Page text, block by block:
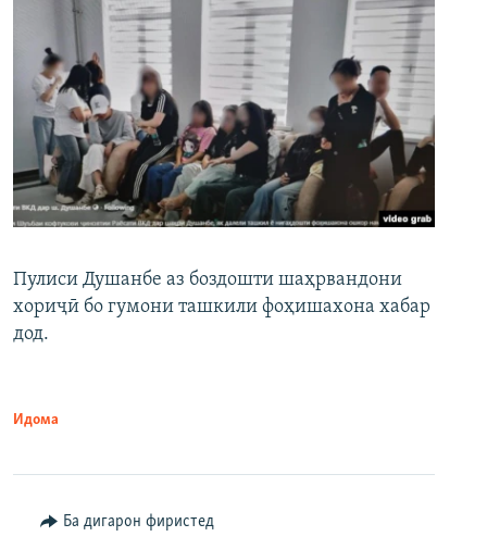
Пулиси Душанбе аз боздошти шаҳрвандони
хориҷӣ бо гумони ташкили фоҳишахона хабар
дод.
Идома
Ба дигарон фиристед